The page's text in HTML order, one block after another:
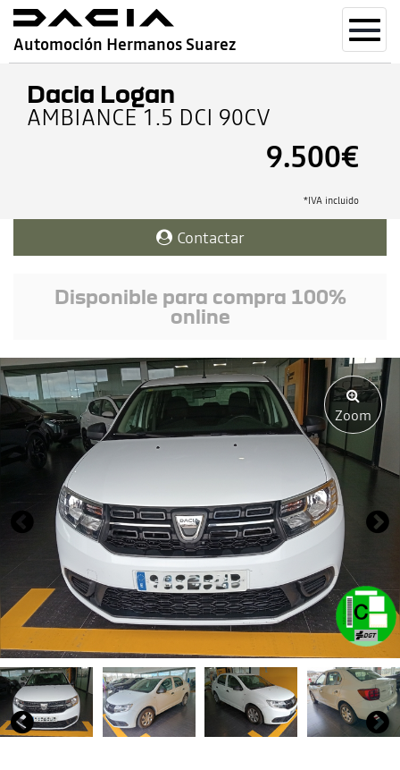
Automoción Hermanos Suarez
Dacia Logan
AMBIANCE 1.5 DCI 90CV
9.500€
*IVA incluido
Contactar
Disponible para compra 100%
online
Zoom